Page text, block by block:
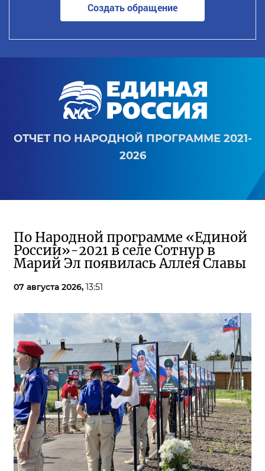
Создать обращение
ОТЧЕТ ПО НАРОДНОЙ ПРОГРАММЕ 2021-
2026
По Народной программе «Единой
России»-2021 в селе Сотнур в
Марий Эл появилась Аллея Славы
07 августа 2026, 13:51